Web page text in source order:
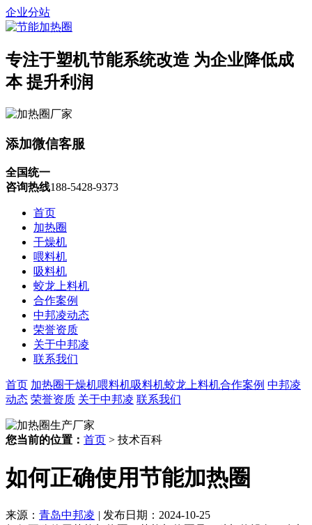
企业分站
专注于塑机节能系统改造 为企业降低成
本 提升利润
添加微信客服
全国统一
咨询热线188-5428-9373
首页
加热圈
干燥机
喂料机
吸料机
蛟龙上料机
合作案例
中邦凌动态
荣誉资质
关于中邦凌
联系我们
首页 加热圈干燥机喂料机吸料机蛟龙上料机合作案例 中邦凌
动态 荣誉资质 关于中邦凌 联系我们
您当前的位置： 首页 > 技术百科
如何正确使用节能加热圈
来源： 青岛中邦凌 | 发布日期：2024-10-25